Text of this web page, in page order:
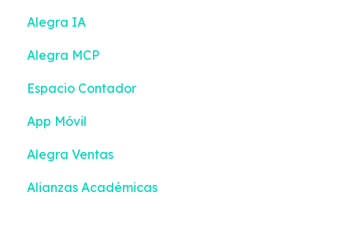
Bancos
Contactos
Contabilidad inteligente
Inventario
Configuración
Contabilidad
Inventario
Emisión de documentos
Devoluciones
Turnos
Alegra IA
Alegra MCP
Espacio Contador
App Móvil
Alegra Ventas
Alianzas Académicas